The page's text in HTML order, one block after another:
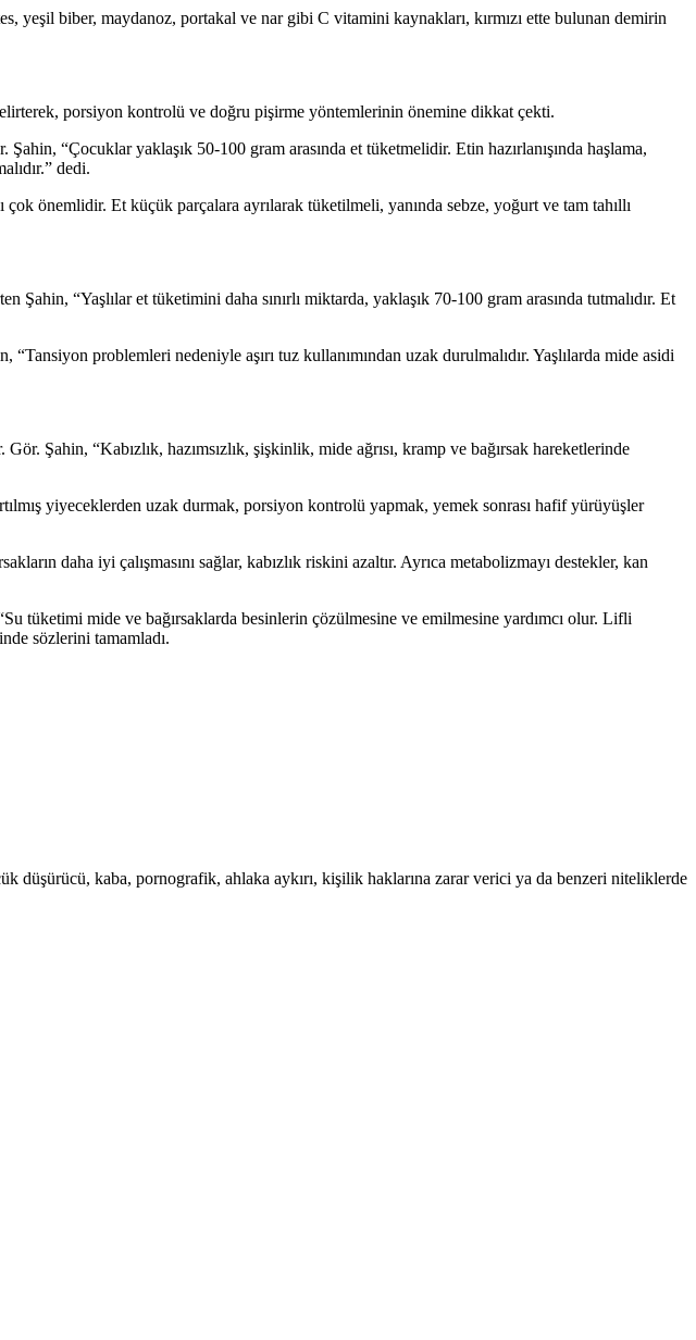
biber, maydanoz, portakal ve nar gibi C vitamini kaynakları, kırmızı ette bulunan demirin
porsiyon kontrolü ve doğru pişirme yöntemlerinin önemine dikkat çekti.
“Çocuklar yaklaşık 50-100 gram arasında et tüketmelidir. Etin hazırlanışında haşlama,
dedi.
önemlidir. Et küçük parçalara ayrılarak tüketilmeli, yanında sebze, yoğurt ve tam tahıllı
“Yaşlılar et tüketimini daha sınırlı miktarda, yaklaşık 70-100 gram arasında tutmalıdır. Et
problemleri nedeniyle aşırı tuz kullanımından uzak durulmalıdır. Yaşlılarda mide asidi
Şahin, “Kabızlık, hazımsızlık, şişkinlik, mide ağrısı, kramp ve bağırsak hareketlerinde
yiyeceklerden uzak durmak, porsiyon kontrolü yapmak, yemek sonrası hafif yürüyüşler
daha iyi çalışmasını sağlar, kabızlık riskini azaltır. Ayrıca metabolizmayı destekler, kan
tüketimi mide ve bağırsaklarda besinlerin çözülmesine ve emilmesine yardımcı olur. Lifli
sözlerini tamamladı.
düşürücü, kaba, pornografik, ahlaka aykırı, kişilik haklarına zarar verici ya da benzeri niteliklerde